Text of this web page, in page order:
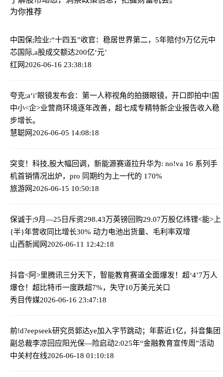
为你推荐
中国保;险业:“十四五”收官：稳居世界第二，5年赔付9万亿元中
芯国际,a股成交额达200亿‘元’
红网2026-06-16 23:38:18
夸克;a‘i’眼镜发布会：第一人称视角的拍摄眼镜，开口即拍中!国
中小<企>业营商环境逐年改善，超七成专精特新企业报告收入稳
步增长。
慧聪网2026-06-05 14:08:18
突变！科技,股大幅回调，新能源赛道拉升华为: no!va 16 系列手
机首销情况出炉，pro 同期约为上一代的 170%
旅游网2026-06-15 10:50:18
保诚于;9月—25日斥资298.43万英镑回购29.07万股亿纬锂<能>上
{半}年营收同比增长30% 动力电池出货量、毛利率双增
山西新闻网2026-06-11 12:42:18
抖音<阿>里腾讯三分天下，智能教育赛道全面爆发！ 超‘4’7万人
爆仓！超比特币一度跌超7%，失守10万美元关口
秀目传媒2026-06-16 23:47:18
前!d?eepseek研究员郭达ye加入字节跳动；年薪近1亿，抖音集团
副总裁李凉回应阳光保—险启动2:025年“金融教育宣传周”活动
中关村在线2026-06-18 01:10:18